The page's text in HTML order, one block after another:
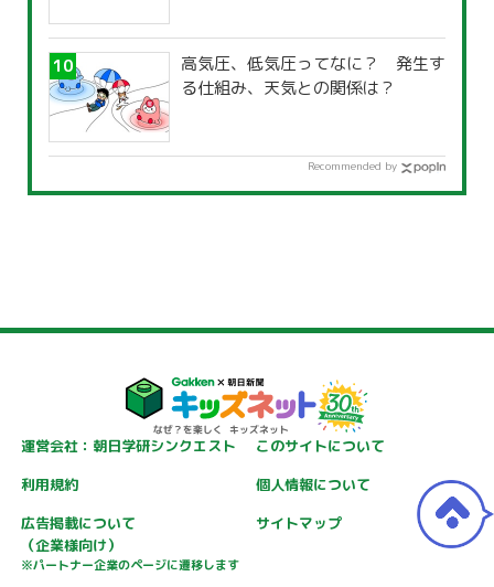
高気圧、低気圧ってなに？ 発生す
る仕組み、天気との関係は？
Recommended by
運営会社：朝日学研シンクエスト
このサイトについて
利用規約
個人情報について
広告掲載について
（企業様向け）
※パートナー企業のページに遷移します
サイトマップ